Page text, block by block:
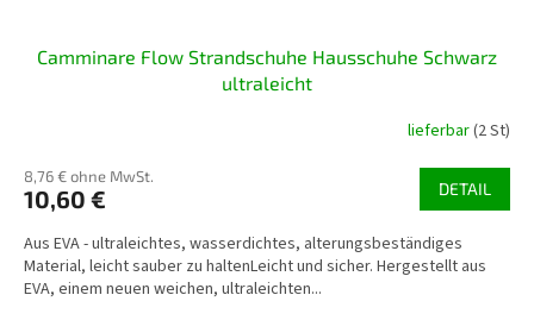
Camminare Flow Strandschuhe Hausschuhe Schwarz
ultraleicht
lieferbar(2 St)
8,76 € ohne MwSt.
10,60 € DETAIL
Aus EVA - ultraleichtes, wasserdichtes, alterungsbeständiges
Material, leicht sauber zu haltenLeicht und sicher. Hergestellt aus
EVA, einem neuen weichen, ultraleichten...